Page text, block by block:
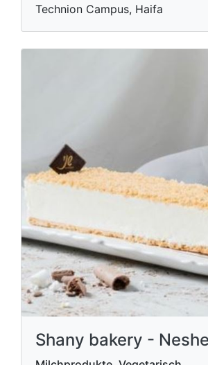
Technion Campus, Haifa
Shany bakery -